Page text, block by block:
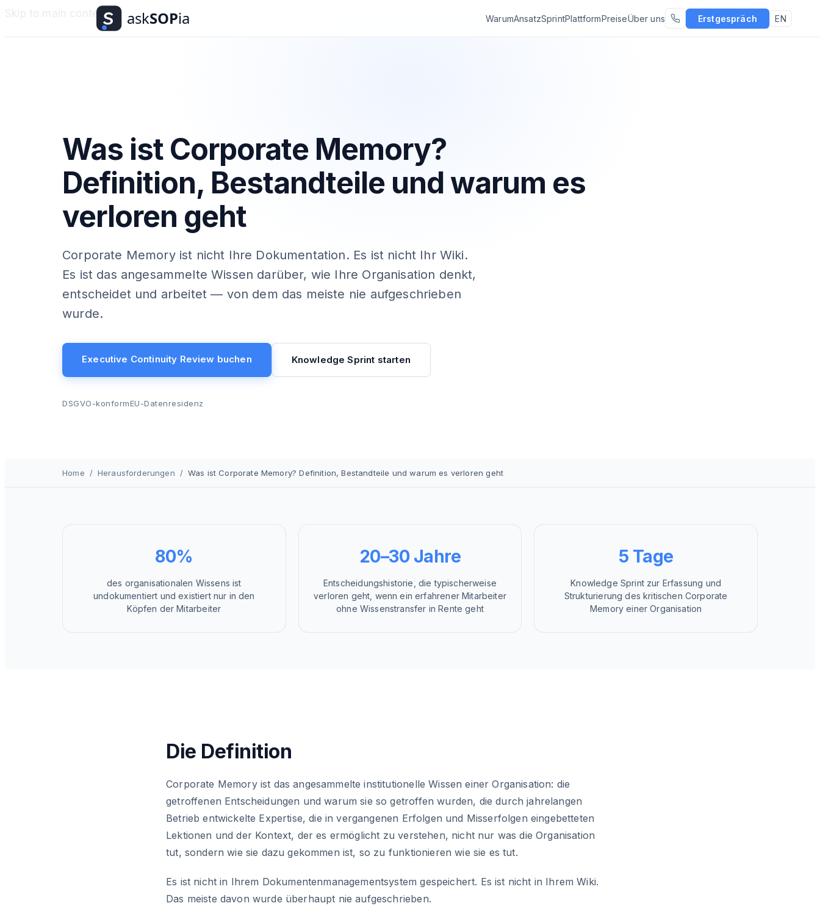
Skip to main content WarumAnsatzSprintPlattformPreiseÜber uns Erstgespräch EN
Was ist Corporate Memory?
Definition, Bestandteile und warum es
verloren geht
Corporate Memory ist nicht Ihre Dokumentation. Es ist nicht Ihr Wiki.
Es ist das angesammelte Wissen darüber, wie Ihre Organisation denkt,
entscheidet und arbeitet — von dem das meiste nie aufgeschrieben
wurde.
Executive Continuity Review buchen Knowledge Sprint starten
DSGVO-konformEU-Datenresidenz
Home / Herausforderungen / Was ist Corporate Memory? Definition, Bestandteile und warum es verloren geht
80%
des organisationalen Wissens ist
undokumentiert und existiert nur in den
Köpfen der Mitarbeiter
20–30 Jahre
Entscheidungshistorie, die typischerweise
verloren geht, wenn ein erfahrener Mitarbeiter
ohne Wissenstransfer in Rente geht
5 Tage
Knowledge Sprint zur Erfassung und
Strukturierung des kritischen Corporate
Memory einer Organisation
Die Definition
Corporate Memory ist das angesammelte institutionelle Wissen einer Organisation: die
getroffenen Entscheidungen und warum sie so getroffen wurden, die durch jahrelangen
Betrieb entwickelte Expertise, die in vergangenen Erfolgen und Misserfolgen eingebetteten
Lektionen und der Kontext, der es ermöglicht zu verstehen, nicht nur was die Organisation
tut, sondern wie sie dazu gekommen ist, so zu funktionieren wie sie es tut.
Es ist nicht in Ihrem Dokumentenmanagementsystem gespeichert. Es ist nicht in Ihrem Wiki.
Das meiste davon wurde überhaupt nie aufgeschrieben.